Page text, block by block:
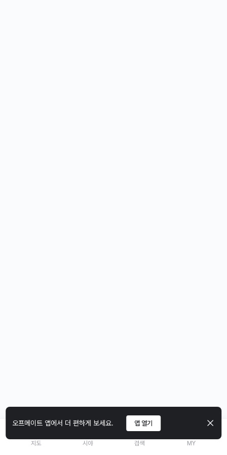
오프메이트 앱에서 더 편하게 보세요. 앱 열기
지도 시야 검색 MY